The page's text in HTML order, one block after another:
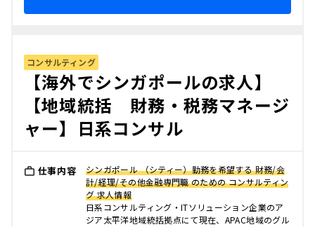
コンサルティング
【海外でシンガポールの求人】
【地域統括 財務・税務マネージ
ャー】日系コンサル
仕事内容
シンガポール （シティー）勤務を希望する 財務/会
計/経理/その他金融専門職 のための コンサルティン
グ 求人情報
日系コンサルティング・ITソリューション企業のア
ジア太平洋地域統括拠点にて現在、APAC地域のグル